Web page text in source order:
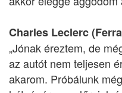
Charles Leclerc
„Jónak éreztem, de
az autót nem teljesen
akarom. Próbálunk